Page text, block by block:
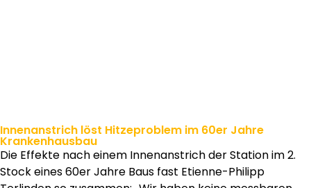
Innenanstrich löst Hitzeproblem im 60er Jahre
Krankenhausbau
Die Effekte nach einem Innenanstrich der Station im 2.
Stock eines 60er Jahre Baus fast Etienne-Philipp